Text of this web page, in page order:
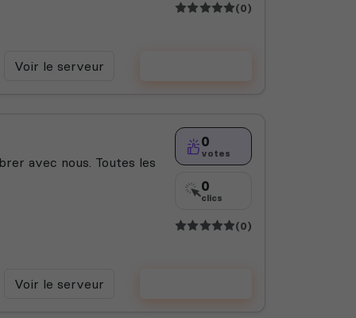
(0)
Voir le serveur
avec nous. Toutes les
0
votes
0
clics
(0)
Voir le serveur